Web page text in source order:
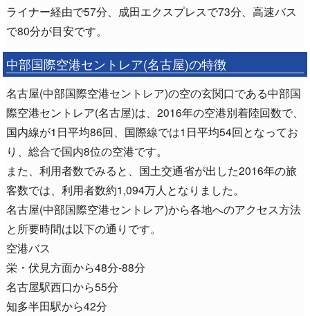
ライナー経由で57分、成田エクスプレスで73分、高速バス
で80分が目安です。
中部国際空港セントレア(名古屋)の特徴
名古屋(中部国際空港セントレア)の空の玄関口である中部国
際空港セントレア(名古屋)は、2016年の空港別着陸回数で、
国内線が1日平均86回、国際線では1日平均54回となってお
り、総合で国内8位の空港です。
また、利用者数でみると、国土交通省が出した2016年の旅
客数では、利用者数約1,094万人となりました。
名古屋(中部国際空港セントレア)から各地へのアクセス方法
と所要時間は以下の通りです。
空港バス
栄・伏見方面から48分-88分
名古屋駅西口から55分
知多半田駅から42分